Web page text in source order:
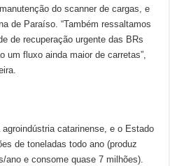
do scanner de cargas, e
de Paraíso. “Também ressaltamos
de recuperação urgente das BRs
um fluxo ainda maior de carretas”,
catarinense, e o Estado
de toneladas todo ano (produz
ano e consome quase 7 milhões).